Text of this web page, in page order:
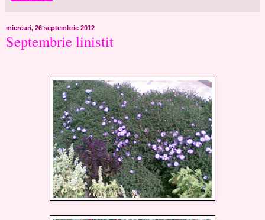
miercuri, 26 septembrie 2012
Septembrie linistit